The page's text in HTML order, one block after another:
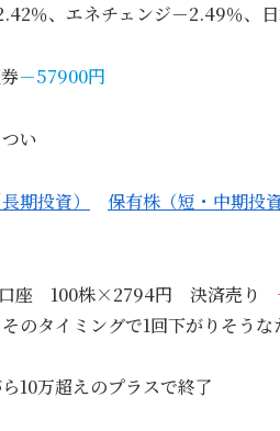
％、エネチェンジ－2.49％、
－57900円
い
期投資） 保有株（短・中期投資
口座 100株×2794円 決済売り
のタイミングで1回下がりそうな
10万超えのプラスで終了